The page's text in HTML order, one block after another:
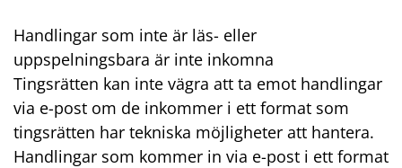
Handlingar som inte är läs- eller
uppspelningsbara är inte inkomna
Tingsrätten kan inte vägra att ta emot handlingar
via e-post om de inkommer i ett format som
tingsrätten har tekniska möjligheter att hantera.
Handlingar som kommer in via e-post i ett format